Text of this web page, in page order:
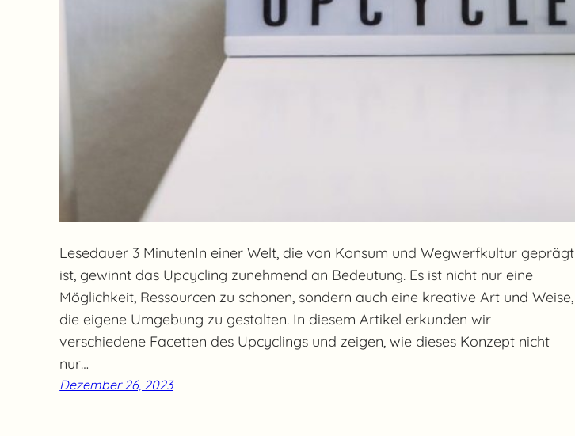
Lesedauer 3 MinutenIn einer Welt, die von Konsum und Wegwerfkultur geprägt
ist, gewinnt das Upcycling zunehmend an Bedeutung. Es ist nicht nur eine
Möglichkeit, Ressourcen zu schonen, sondern auch eine kreative Art und Weise,
die eigene Umgebung zu gestalten. In diesem Artikel erkunden wir
verschiedene Facetten des Upcyclings und zeigen, wie dieses Konzept nicht
nur…
Dezember 26, 2023